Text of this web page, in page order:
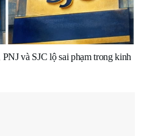
và SJC lộ sai phạm trong kinh